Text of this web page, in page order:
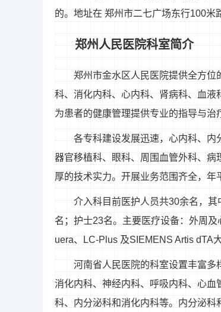
的。地址在 郑州市二七广场东行100米
郑州人民医院科室简介
郑州市金水区人民医院提供全方
科、消化内科、心内科、肾病科、血液
为患者的健康管理提供专业的指导与治
各专科建设发展迅速，心内科、
器官移植科、眼科、周围血管外科、
厚的技术实力。开展业务范围齐全，年
介入科目前医护人员共30余名，
名；护士23名。主要医疗设备：外周
uera、LC-Plus 及SIEMENS Artis dTA
河南省人民医院的科室设置丰富多
消化内科、神经内科、呼吸内科、心
科、内分泌科和消化内科等。内分泌科